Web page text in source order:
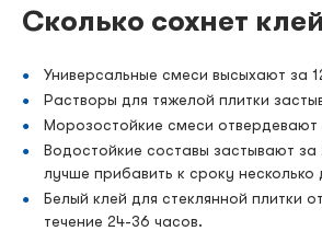
Сколько сохнет клей
Универсальные смеси высыхают за
Растворы для тяжелой плитки
Морозостойкие смеси отвердевают
Водостойкие составы застывают за
лучше прибавить к сроку несколько
Белый клей для стеклянной плитки
течение 24-36 часов.